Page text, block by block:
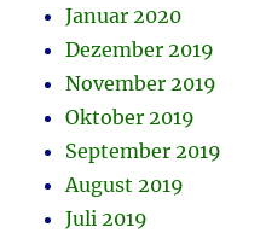
Januar 2020
Dezember 2019
November 2019
Oktober 2019
September 2019
August 2019
Juli 2019